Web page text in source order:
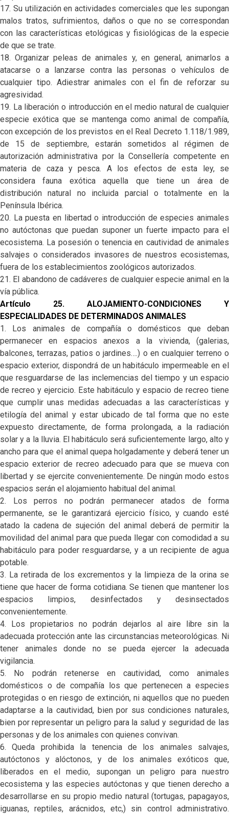
17. Su utilización en actividades comerciales que les supongan
malos tratos, sufrimientos, daños o que no se correspondan
con las características etológicas y fisiológicas de la especie
de que se trate.
18. Organizar peleas de animales y, en general, animarlos a
atacarse o a lanzarse contra las personas o vehículos de
cualquier tipo. Adiestrar animales con el fin de reforzar su
agresividad.
19. La liberación o introducción en el medio natural de cualquier
especie exótica que se mantenga como animal de compañía,
con excepción de los previstos en el Real Decreto 1.118/1.989,
de 15 de septiembre, estarán sometidos al régimen de
autorización administrativa por la Consellería competente en
materia de caza y pesca. A los efectos de esta ley, se
considera fauna exótica aquella que tiene un área de
distribución natural no incluida parcial o totalmente en la
Península Ibérica.
20. La puesta en libertad o introducción de especies animales
no autóctonas que puedan suponer un fuerte impacto para el
ecosistema. La posesión o tenencia en cautividad de animales
salvajes o considerados invasores de nuestros ecosistemas,
fuera de los establecimientos zoológicos autorizados.
21. El abandono de cadáveres de cualquier especie animal en la
vía pública.
Artículo 25. ALOJAMIENTO-CONDICIONES Y
ESPECIALIDADES DE DETERMINADOS ANIMALES
1. Los animales de compañía o domésticos que deban
permanecer en espacios anexos a la vivienda, (galerias,
balcones, terrazas, patios o jardines….) o en cualquier terreno o
espacio exterior, dispondrá de un habitáculo impermeable en el
que resguardarse de las inclemencias del tiempo y un espacio
de recreo y ejercicio. Este habitáculo y espacio de recreo tiene
que cumplir unas medidas adecuadas a las características y
etilogía del animal y estar ubicado de tal forma que no este
expuesto directamente, de forma prolongada, a la radiación
solar y a la lluvia. El habitáculo será suficientemente largo, alto y
ancho para que el animal quepa holgadamente y deberá tener un
espacio exterior de recreo adecuado para que se mueva con
libertad y se ejercite convenientemente. De ningún modo estos
espacios serán el alojamiento habitual del animal.
2. Los perros no podrán permanecer atados de forma
permanente, se le garantizará ejercicio físico, y cuando esté
atado la cadena de sujeción del animal deberá de permitir la
movilidad del animal para que pueda llegar con comodidad a su
habitáculo para poder resguardarse, y a un recipiente de agua
potable.
3. La retirada de los excrementos y la limpieza de la orina se
tiene que hacer de forma cotidiana. Se tienen que mantener los
espacios limpios, desinfectados y desinsectados
convenientemente.
4. Los propietarios no podrán dejarlos al aire libre sin la
adecuada protección ante las circunstancias meteorológicas. Ni
tener animales donde no se pueda ejercer la adecuada
vigilancia.
5. No podrán retenerse en cautividad, como animales
domésticos o de compañía los que pertenecen a especies
protegidas o en riesgo de extinción, ni aquellos que no pueden
adaptarse a la cautividad, bien por sus condiciones naturales,
bien por representar un peligro para la salud y seguridad de las
personas y de los animales con quienes convivan.
6. Queda prohibida la tenencia de los animales salvajes,
autóctonos y alóctonos, y de los animales exóticos que,
liberados en el medio, supongan un peligro para nuestro
ecosistema y las especies autóctonas y que tienen derecho a
desarrollarse en su propio medio natural (tortugas, papagayos,
iguanas, reptiles, arácnidos, etc,) sin control administrativo.